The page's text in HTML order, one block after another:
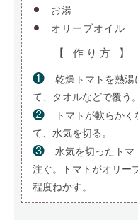
• お湯
• オリーブオイル
【 作り方 】
❶
乾燥トマトを熱湯
て、タオルなどで覆う。
❷
トマトが軟らか
て、水気を切る。
❸
水気を切ったトマ
注ぐ。トマトがオリー
程度ねかす。